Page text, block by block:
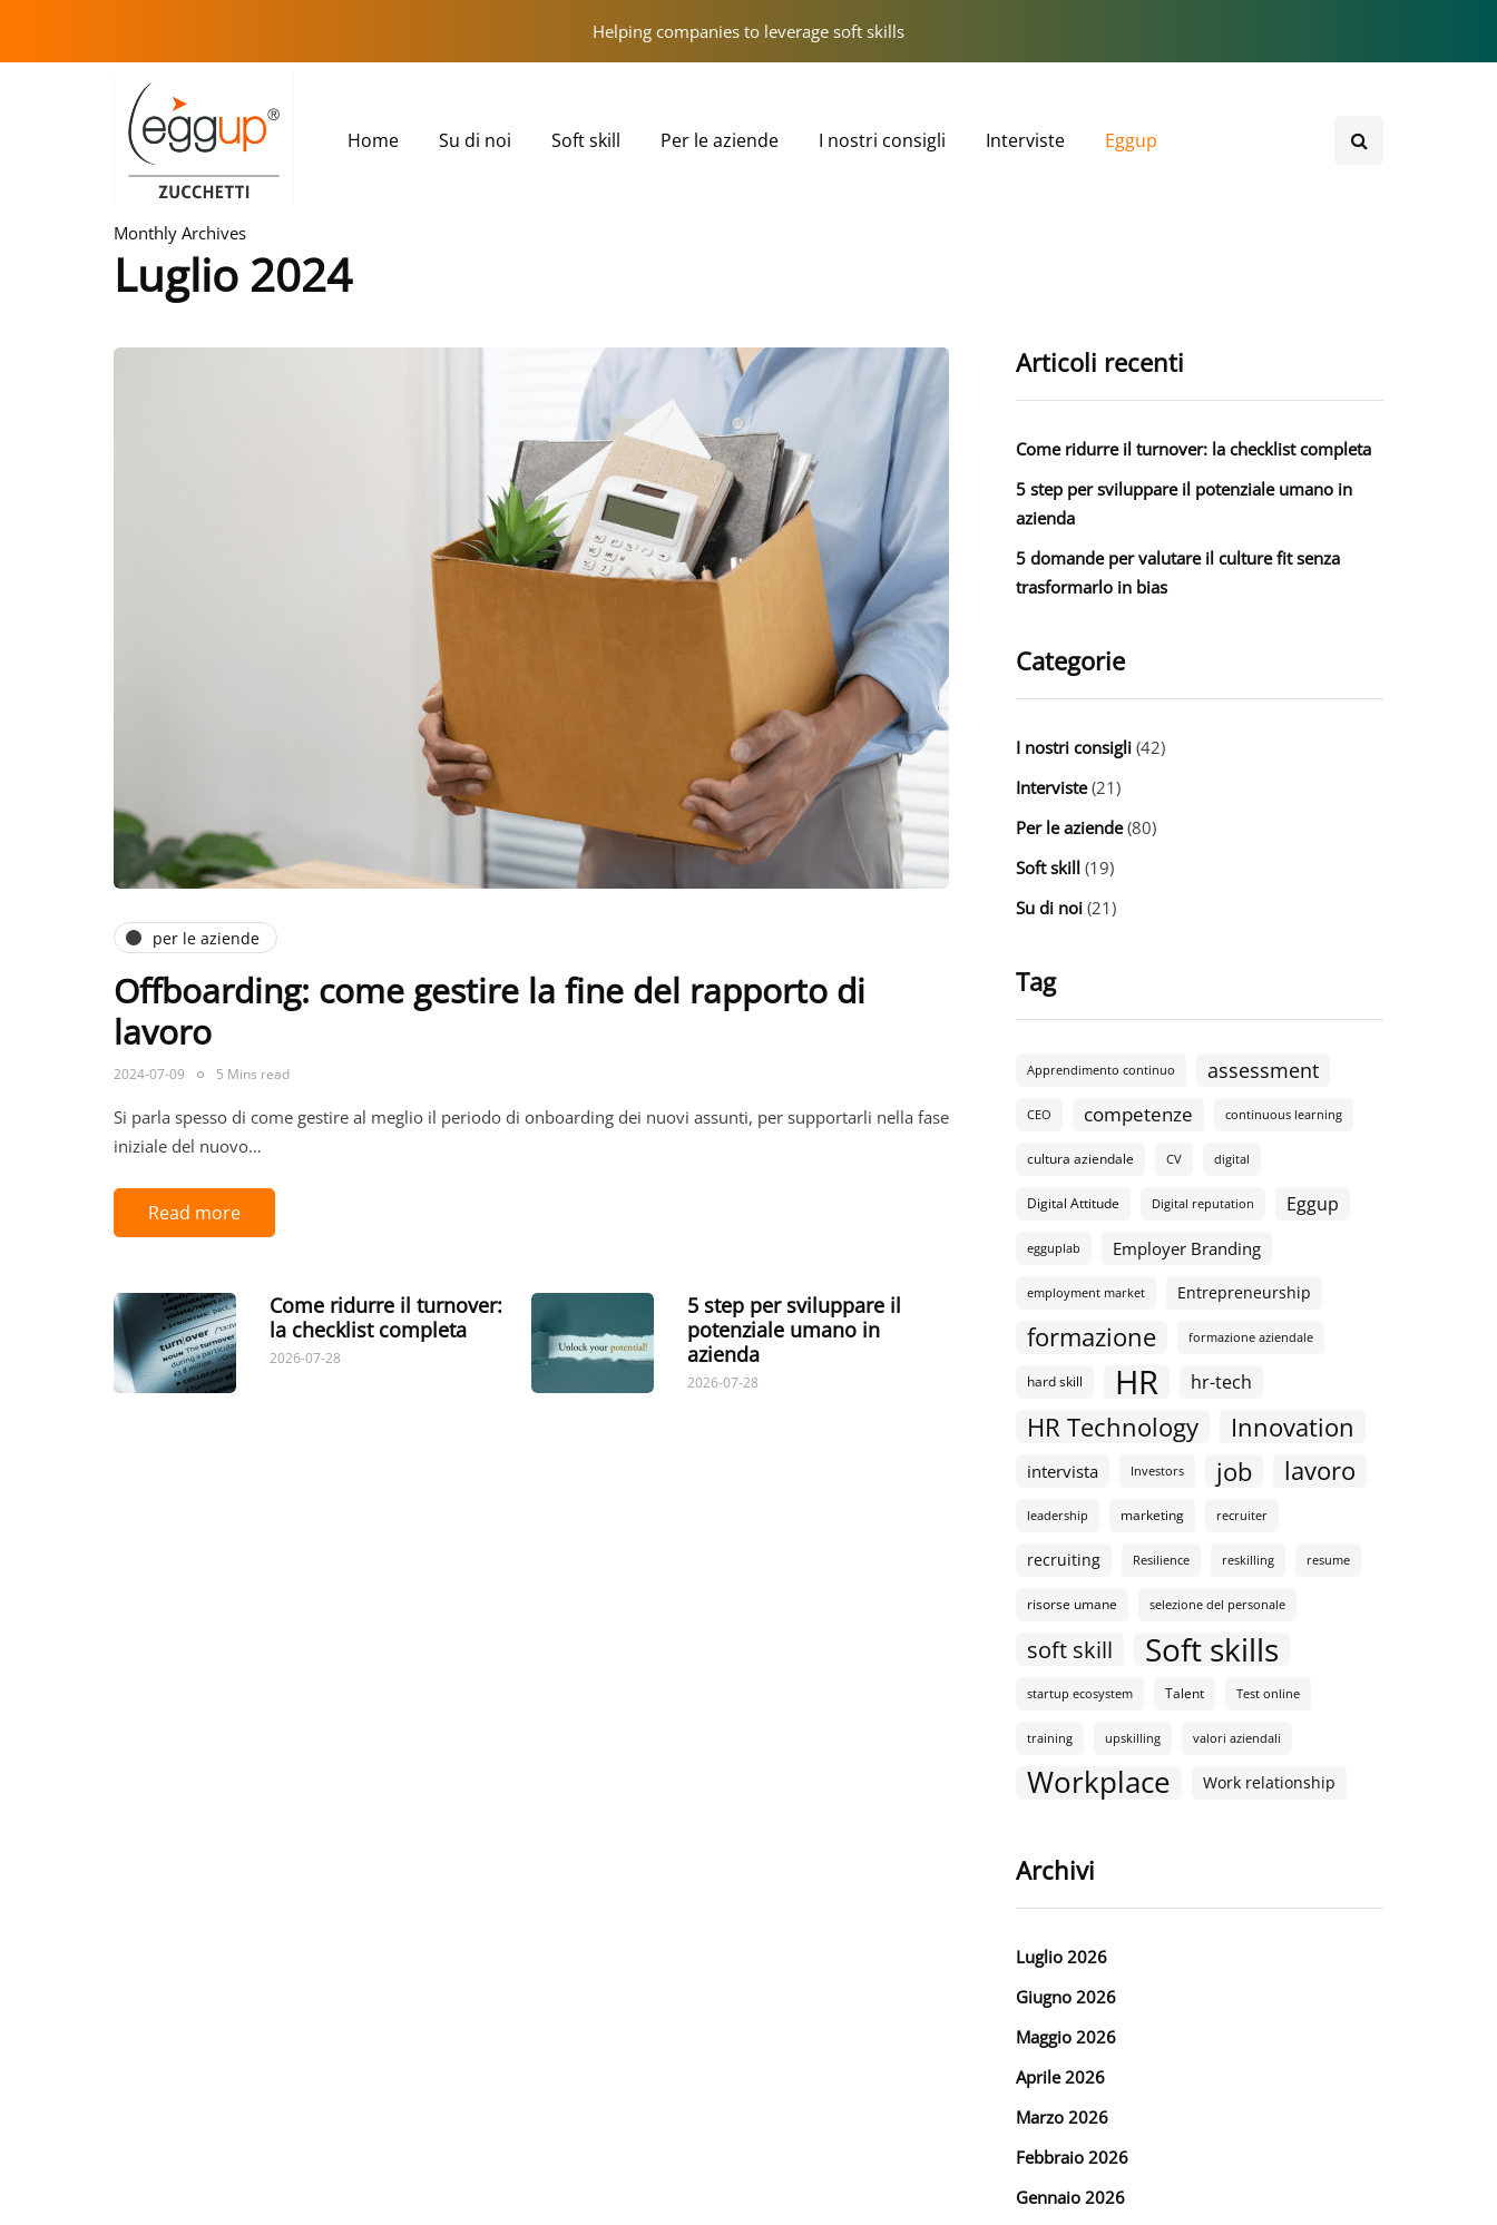
Helping companies to leverage soft skills
Home Su di noi Soft skill Per le aziende I nostri consigli Interviste Eggup
Monthly Archives
Luglio 2024
per le aziende
Offboarding: come gestire la fine del rapporto di
lavoro
2024-07-09 5 Mins read
Si parla spesso di come gestire al meglio il periodo di onboarding dei nuovi assunti, per supportarli nella fase
iniziale del nuovo…
Read more
Come ridurre il turnover:
la checklist completa
2026-07-28
5 step per sviluppare il
potenziale umano in
azienda
2026-07-28
Articoli recenti
Come ridurre il turnover: la checklist completa
5 step per sviluppare il potenziale umano in
azienda
5 domande per valutare il culture fit senza
trasformarlo in bias
Categorie
I nostri consigli (42)
Interviste(21)
Per le aziende(80)
Soft skill (19)
Su di noi (21)
Tag
Apprendimento continuo assessment
CEO competenze continuous learning
cultura aziendale CV digital
Digital Attitude Digital reputation Eggup
egguplab Employer Branding
employment market Entrepreneurship
formazione formazione aziendale
hard skill HR hr-tech
HR Technology Innovation
intervista Investors job lavoro
leadership marketing recruiter
recruiting Resilience reskilling resume
risorse umane selezione del personale
soft skill Soft skills
startup ecosystem Talent Test online
training upskilling valori aziendali
Workplace Work relationship
Archivi
Luglio 2026
Giugno 2026
Maggio 2026
Aprile 2026
Marzo 2026
Febbraio 2026
Gennaio 2026